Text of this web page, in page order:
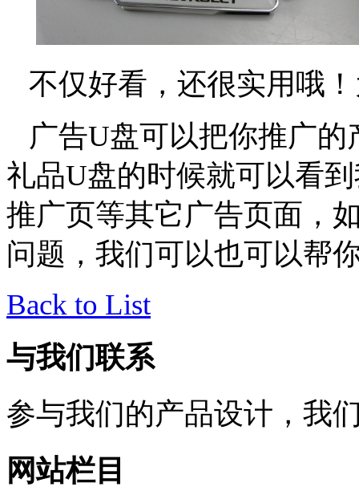
不仅好看，还很实用哦
广告U盘可以把你推广的
礼品U盘的时候就可以看
推广页等其它广告页面，
问题，我们可以也可以帮
Back to List
与我们联系
参与我们的产品设计，我
网站栏目